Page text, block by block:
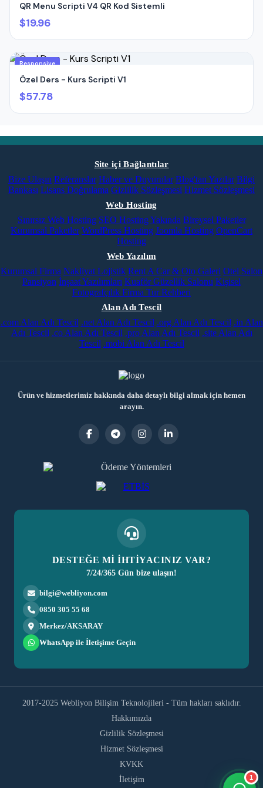
QR Menu Scripti V4 QR Kod Sistemli
$19.96
Responsive
Özel Ders - Kurs Scripti V1
$57.78
Site içi Bağlantılar
Bize Ulaşın Referanslar Haber ve Duyurular Blog'tan Yazılar Bilgi
Bankası Lisans Doğrulama Gizlilik Sözleşmesi Hizmet Sözleşmesi
Web Hosting
Sınırsız Web Hosting SEO Hosting Yakında Bireysel Paketler
Kurumsal Paketler WordPress Hosting Joomla Hosting OpenCart
Hosting
Web Yazılım
Kurumsal Firma Nakliyat Lojistik Rent A Car & Oto Galeri Otel Salon
Pansiyon İnşaat Yazılımları Kuaför Güzellik Salonu Kişisel
Fotografçılık Firma Tur Rehberi
Alan Adı Tescil
.com Alan Adı Tescil .net Alan Adı Tescil .org Alan Adı Tescil .in Alan
Adı Tescil .co Alan Adı Tescil .pro Alan Adı Tescil .site Alan Adı
Tescil .mobi Alan Adı Tescil
Ürün ve hizmetlerimiz hakkında daha detaylı bilgi almak için hemen
arayın.
DESTEĞE Mİ İHTİYACINIZ VAR?
7/24/365 Gün bize ulaşın!
bilgi@webliyon.com
0850 305 55 68
Merkez/AKSARAY
WhatsApp ile İletişime Geçin
2017-2025 Webliyon Bilişim Teknolojileri - Tüm hakları saklıdır.
Hakkımızda
Gizlilik Sözleşmesi
Hizmet Sözleşmesi
KVKK
İletişim
1